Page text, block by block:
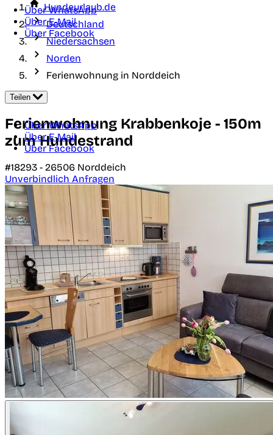
Über WhatsApp
Über E-Mail
Über Facebook
Hundeurlaub.de
Deutschland
Niedersachsen
Norden
Ferienwohnung in Norddeich
Teilen
Über WhatsApp
Über E-Mail
Über Facebook
Ferienwohnung Krabbenkoje - 150m
zum Hundestrand
#18293 - 26506 Norddeich
Unverbindlich Anfragen